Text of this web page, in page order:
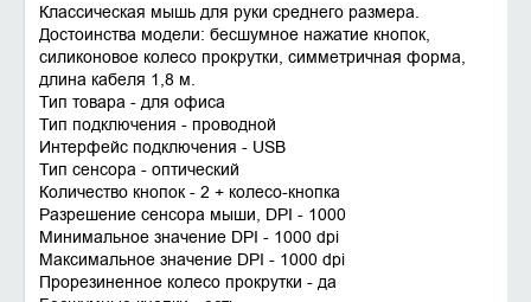
Классическая мышь для руки среднего размера.
Достоинства модели: бесшумное нажатие кнопок,
силиконовое колесо прокрутки, симметричная форма,
длина кабеля 1,8 м.
Тип товара - для офиса
Тип подключения - проводной
Интерфейс подключения - USB
Тип сенсора - оптический
Количество кнопок - 2 + колесо-кнопка
Разрешение сенсора мыши, DPI - 1000
Минимальное значение DPI - 1000 dpi
Максимальное значение DPI - 1000 dpi
Прорезиненное колесо прокрутки - да